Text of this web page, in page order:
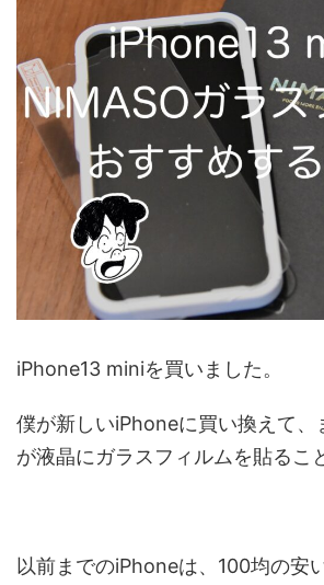
iPhone13 miniを買いました。
僕が新しいiPhoneに買い換えて、
が液晶にガラスフィルムを貼るこ
以前までのiPhoneは、100均の安